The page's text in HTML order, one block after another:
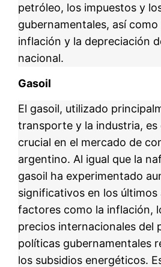
petróleo, los impuestos y
gubernamentales, así
inflación y la depreciación
nacional.
Gasoil
El gasoil, utilizado
transporte y la industria,
crucial en el mercado de
argentino. Al igual que la
gasoil ha experimentado
significativos en los últimos
factores como la inflación,
precios internacionales del
políticas gubernamentales
los subsidios energéticos.